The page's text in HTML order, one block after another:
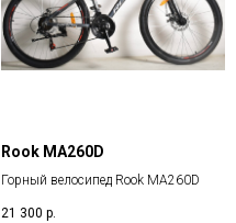
Rook MA260D
Горный велосипед Rook MA260D
21 300 р.